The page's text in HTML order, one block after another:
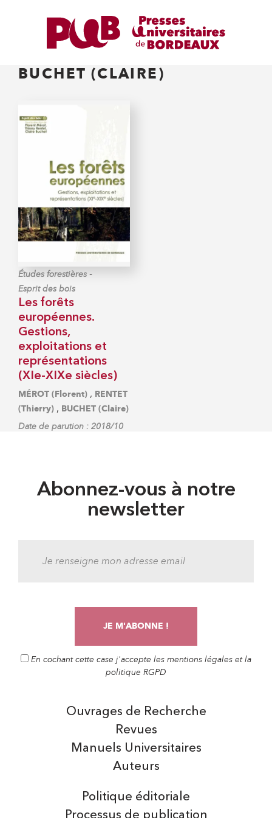
BUCHET (CLAIRE)
Études forestières -
Esprit des bois
Les forêts
européennes.
Gestions,
exploitations et
représentations
(XIe-XIXe siècles)
MÉROT (Florent) , RENTET
(Thierry) , BUCHET (Claire)
Date de parution : 2018/10
Abonnez-vous à notre
newsletter
En cochant cette case j'accepte les mentions légales et la
politique RGPD
Auteurs
Manuels Universitaires
Ouvrages de Recherche
Revues
Politique éditoriale
Processus de publication